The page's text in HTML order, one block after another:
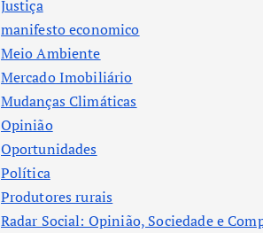
Justiça
manifesto economico
Meio Ambiente
Mercado Imobiliário
Mudanças Climáticas
Opinião
Oportunidades
Política
Produtores rurais
Radar Social: Opinião, Sociedade e